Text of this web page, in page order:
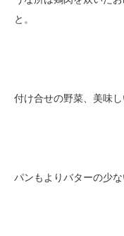
と。
付け合せの野菜、美味し
パンもよりバターの少な